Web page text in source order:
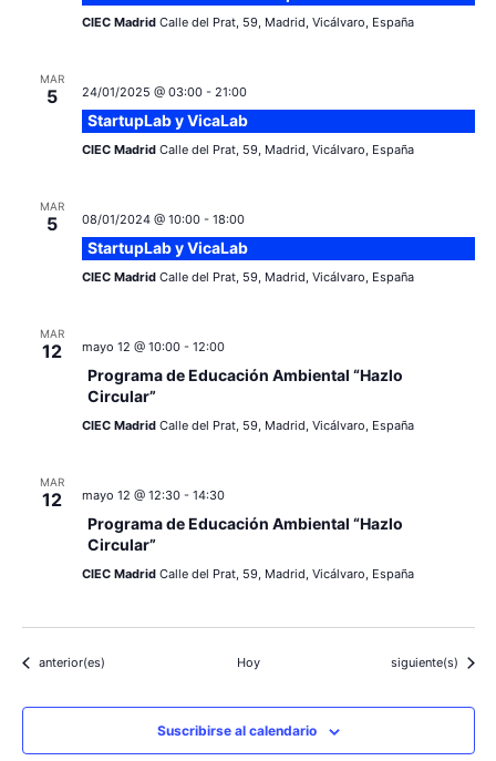
CIEC Madrid Calle del Prat, 59, Madrid, Vicálvaro, España
MAR
5 24/01/2025 @ 03:00- 21:00
StartupLab y VicaLab
CIEC Madrid Calle del Prat, 59, Madrid, Vicálvaro, España
MAR
5 08/01/2024 @ 10:00- 18:00
StartupLab y VicaLab
CIEC Madrid Calle del Prat, 59, Madrid, Vicálvaro, España
MAR
12 mayo 12 @ 10:00- 12:00
Programa de Educación Ambiental “Hazlo
Circular”
CIEC Madrid Calle del Prat, 59, Madrid, Vicálvaro, España
MAR
12 mayo 12 @ 12:30- 14:30
Programa de Educación Ambiental “Hazlo
Circular”
CIEC Madrid Calle del Prat, 59, Madrid, Vicálvaro, España
Eventos
anterior(es) Hoy Eventos
siguiente(s)
Suscribirse al calendario